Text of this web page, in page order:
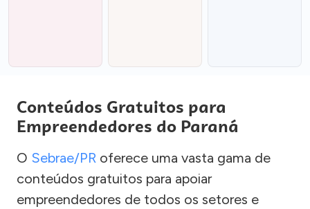
Conteúdos Gratuitos para
Empreendedores do Paraná
O Sebrae/PR oferece uma vasta gama de
conteúdos gratuitos para apoiar
empreendedores de todos os setores e